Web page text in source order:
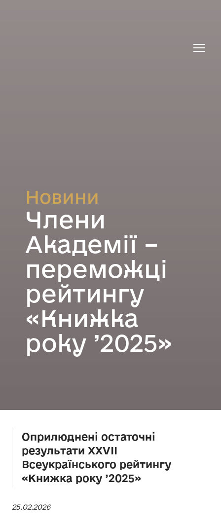
Новини
Члени
Академії –
переможці
рейтингу
«Книжка
року ’2025»
Оприлюднені остаточні
результати XХVІІ
Всеукраїнського рейтингу
«Книжка року ’2025»
25.02.2026